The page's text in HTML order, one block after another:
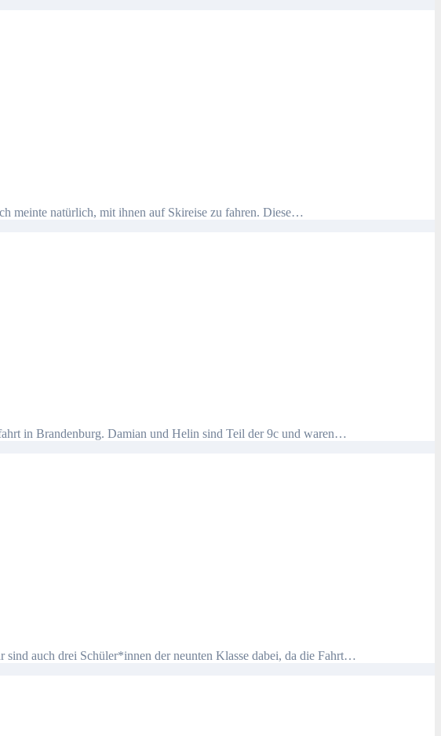
meinte natürlich, mit ihnen auf Skireise zu fahren. Diese…
in Brandenburg. Damian und Helin sind Teil der 9c und waren…
sind auch drei Schüler*innen der neunten Klasse dabei, da die Fahrt…